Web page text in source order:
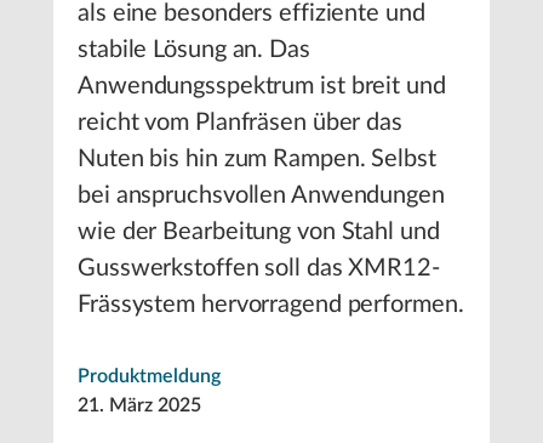
als eine besonders effiziente und
stabile Lösung an. Das
Anwendungsspektrum ist breit und
reicht vom Planfräsen über das
Nuten bis hin zum Rampen. Selbst
bei anspruchsvollen Anwendungen
wie der Bearbeitung von Stahl und
Gusswerkstoffen soll das XMR12-
Frässystem hervorragend performen.
Produktmeldung
21. März 2025